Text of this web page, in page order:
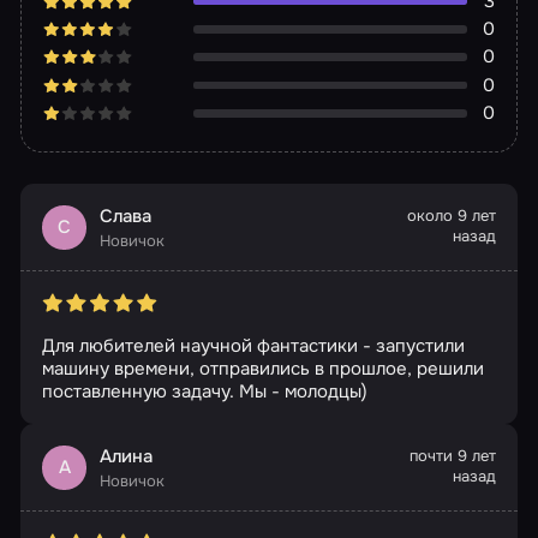
0
0
0
0
С Слава
Новичок
около 9 лет
назад
Для любителей научной фантастики - запустили
машину времени, отправились в прошлое, решили
поставленную задачу. Мы - молодцы)
А Алина
Новичок
почти 9 лет
назад